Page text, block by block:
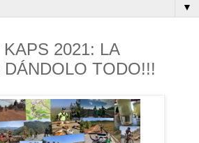
▼
2021: LA
TODO!!!